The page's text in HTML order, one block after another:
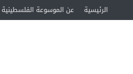
الرئيسية عن الموسوعة الفلسطينية